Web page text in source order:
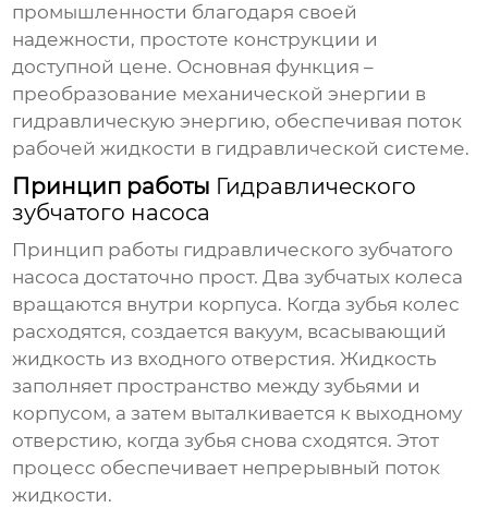
промышленности благодаря своей
надежности, простоте конструкции и
доступной цене. Основная функция –
преобразование механической энергии в
гидравлическую энергию, обеспечивая поток
рабочей жидкости в гидравлической системе.
Принцип работы Гидравлического
зубчатого насоса
Принцип работы гидравлического зубчатого
насоса достаточно прост. Два зубчатых колеса
вращаются внутри корпуса. Когда зубья колес
расходятся, создается вакуум, всасывающий
жидкость из входного отверстия. Жидкость
заполняет пространство между зубьями и
корпусом, а затем выталкивается к выходному
отверстию, когда зубья снова сходятся. Этот
процесс обеспечивает непрерывный поток
жидкости.